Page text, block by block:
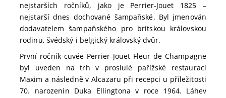
nejstarších ročníků, jako je Perrier-Jouet 1825 –
nejstarší dnes dochované šampaňské. Byl jmenován
dodavatelem šampaňského pro britskou královskou
rodinu, švédský i belgický královský dvůr.
První ročník cuvée Perrier-Jouet Fleur de Champagne
byl uveden na trh v proslulé pařížské restauraci
Maxim a následně v Alcazaru při recepci u příležitosti
70. narozenin Duka Ellingtona v roce 1964. Láhev